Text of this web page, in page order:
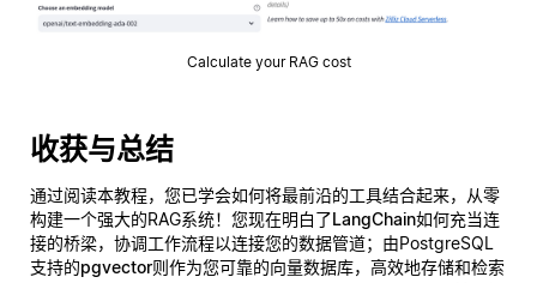
Calculate your RAG cost
收获与总结
通过阅读本教程，您已学会如何将最前沿的工具结合起来，从零
构建一个强大的RAG系统！您现在明白了LangChain如何充当连
接的桥梁，协调工作流程以连接您的数据管道；由PostgreSQL
支持的pgvector则作为您可靠的向量数据库，高效地存储和检索